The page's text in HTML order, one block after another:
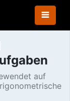
auf